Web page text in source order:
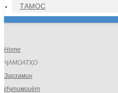
ТАМОС
Home
ҶАМОАТҲО
Зарзамин
Иҷтимоиёт